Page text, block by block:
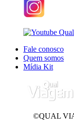
Fale conosco
Quem somos
Mídia Kit
©QUAL